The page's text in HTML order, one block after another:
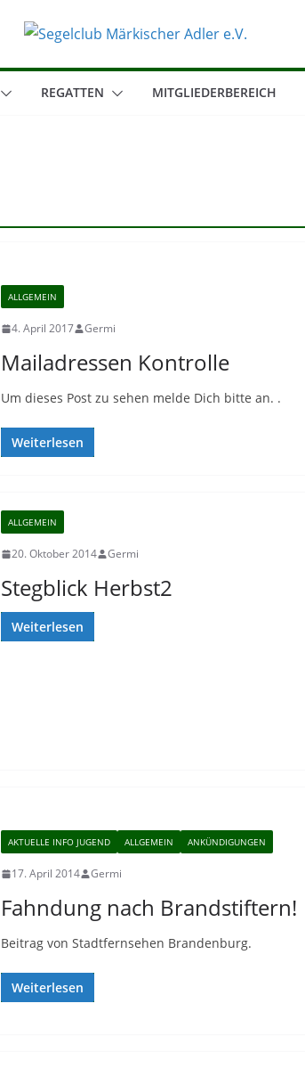
REGATTEN MITGLIEDERBEREICH
ALLGEMEIN
4. April 2017 Germi
Mailadressen Kontrolle
Um dieses Post zu sehen melde Dich bitte an. .
Weiterlesen
ALLGEMEIN
20. Oktober 2014 Germi
Stegblick Herbst2
Weiterlesen
AKTUELLE INFO JUGEND ALLGEMEIN ANKÜNDIGUNGEN
17. April 2014 Germi
Fahndung nach Brandstiftern!
Beitrag von Stadtfernsehen Brandenburg.
Weiterlesen